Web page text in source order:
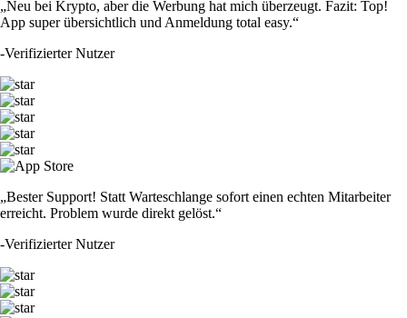
„Neu bei Krypto, aber die Werbung hat mich überzeugt. Fazit: Top!
App super übersichtlich und Anmeldung total easy.“
-Verifizierter Nutzer
„Bester Support! Statt Warteschlange sofort einen echten Mitarbeiter
erreicht. Problem wurde direkt gelöst.“
-Verifizierter Nutzer